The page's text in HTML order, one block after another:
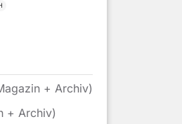
+ Archiv)
+ Archiv)